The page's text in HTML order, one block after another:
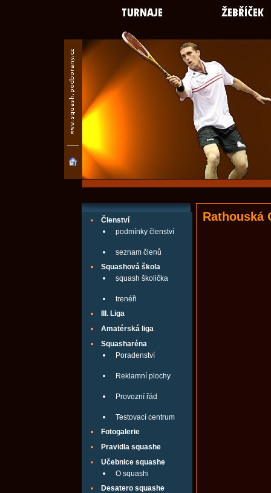
Členství
podmínky členství
seznam členů
Squashová škola
squash školička
trenéři
III. Liga
Amatérská liga
Squasharéna
Poradenství
Reklamní plochy
Provozní řád
Testovací centrum
Fotogalerie
Pravidla squashe
Učebnice squashe
O squashi
Desatero squashe
Rathouská